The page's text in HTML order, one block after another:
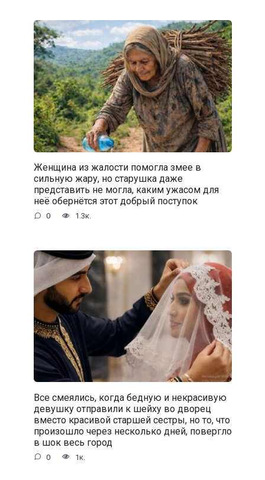
Женщина из жалости помогла змее в
сильную жару, но старушка даже
представить не могла, каким ужасом для
неё обернётся этот добрый поступок
0 1.3к.
Все смеялись, когда бедную и некрасивую
девушку отправили к шейху во дворец
вместо красивой старшей сестры, но то, что
произошло через несколько дней, повергло
в шок весь город
0 1к.